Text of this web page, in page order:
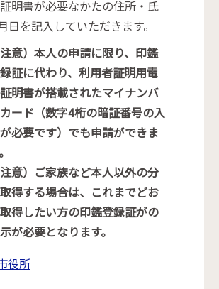
明書が必要なかたの住所・氏
日を記入していただきます。
注意）本人の申請に限り、印鑑
証に代わり、利用者証明用電
明書が搭載されたマイナンバ
ード（数字4桁の暗証番号の入
必要です）でも申請ができま
注意）ご家族など本人以外の分
得する場合は、これまでどお
得したい方の印鑑登録証がの
が必要となります。
役所